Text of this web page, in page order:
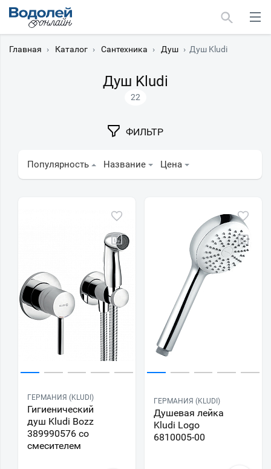
Главная › Каталог › Сантехника › Душ › Душ Kludi
Душ Kludi
22
ФИЛЬТР
Популярность Название Цена
ГЕРМАНИЯ (KLUDI)
Гигиенический
душ Kludi Bozz
389990576 со
смесителем
ГЕРМАНИЯ (KLUDI)
Душевая лейка
Kludi Logo
6810005-00